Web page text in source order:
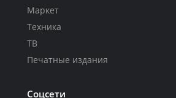
Маркет
Техника
ТВ
Печатные издания
Соцсети